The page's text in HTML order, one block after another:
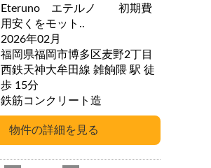
Eteruno エテルノ 初期費
用安くをモット..
2026年02月
福岡県福岡市博多区麦野2丁目
西鉄天神大牟田線 雑餉隈 駅 徒
歩 15分
鉄筋コンクリート造